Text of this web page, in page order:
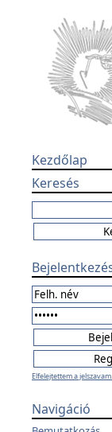
Kezdőlap
Keresés
Elfelejtettem a
Navigáció